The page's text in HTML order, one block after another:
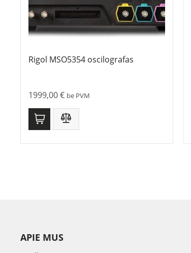
Rigol MSO5354 oscilografas
1999,00€ be PVM
APIE MUS